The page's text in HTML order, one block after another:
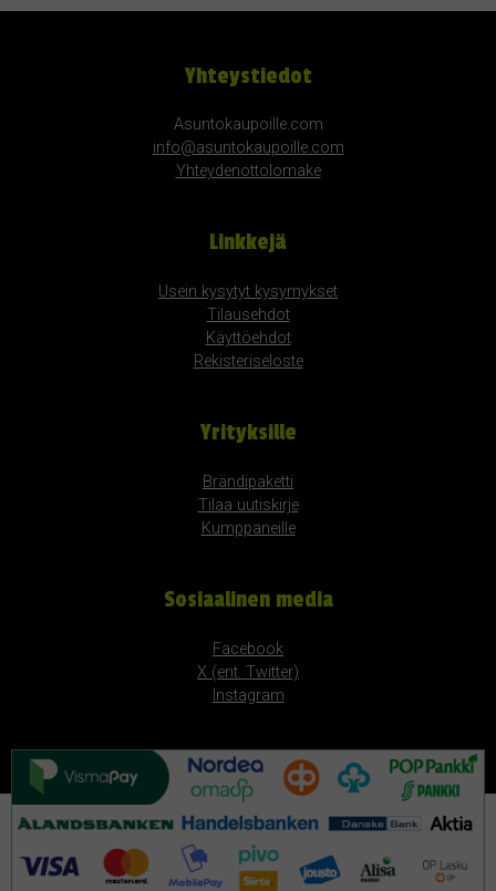
Yhteystiedot
Asuntokaupoille.com
info@asuntokaupoille.com
Yhteydenottolomake
Linkkejä
Usein kysytyt kysymykset
Tilausehdot
Käyttöehdot
Rekisteriseloste
Yrityksille
Brändipaketti
Tilaa uutiskirje
Kumppaneille
Sosiaalinen media
Facebook
X (ent. Twitter)
Instagram